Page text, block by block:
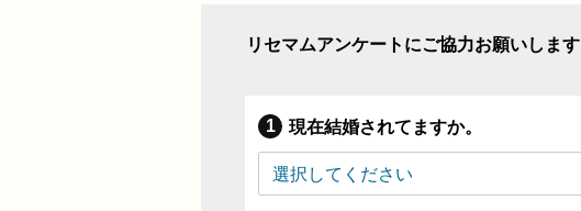
リセマムアンケートにご協力お願いしま
現在結婚されてますか。